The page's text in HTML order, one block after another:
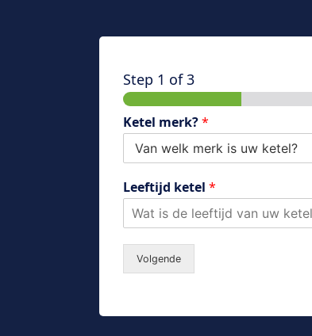
Step 1 of 3
Ketel merk?*
Leeftijd ketel *
Volgende